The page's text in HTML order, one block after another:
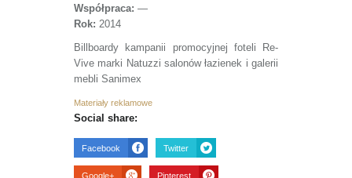
Współpraca: —
Rok: 2014
Billboardy kampanii promocyjnej foteli Re-
Vive marki Natuzzi salonów łazienek i galerii
mebli Sanimex
Materiały reklamowe
Social share:
Facebook Twitter
Google+ Pinterest